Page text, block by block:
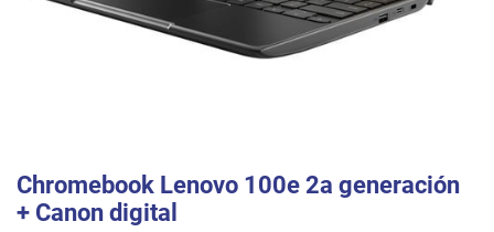
Chromebook Lenovo 100e 2a generación
+ Canon digital